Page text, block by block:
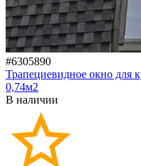
#6305890
Трапециевидное окно для
0,74м2
В наличии